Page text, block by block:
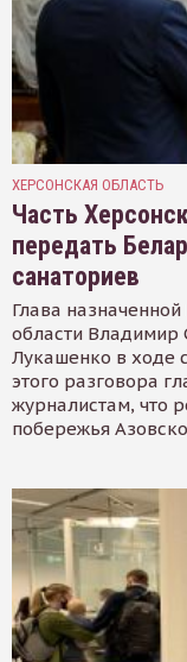
ХЕРСОНСКАЯ ОБЛАСТЬ
Часть
передать
санаториев
Глава
области Владимир
Лукашенко в ходе
этого разговора
журналистам, что
побережья